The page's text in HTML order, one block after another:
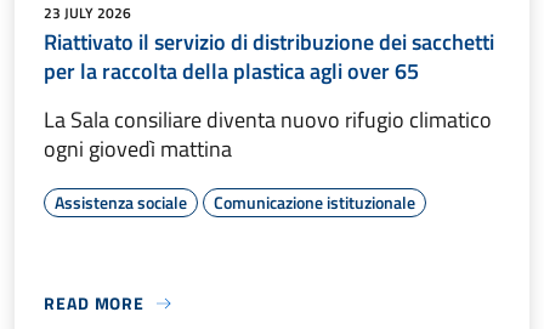
23 JULY 2026
Riattivato il servizio di distribuzione dei sacchetti
per la raccolta della plastica agli over 65
La Sala consiliare diventa nuovo rifugio climatico
ogni giovedì mattina
Assistenza sociale Comunicazione istituzionale
READ MORE